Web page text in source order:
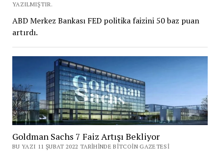
YAZILMIŞTIR.
ABD Merkez Bankası FED politika faizini 50 baz puan
artırdı.
Goldman Sachs 7 Faiz Artışı Bekliyor
BU YAZI 11 ŞUBAT 2022 TARIHINDE BITCOIN GAZETESI